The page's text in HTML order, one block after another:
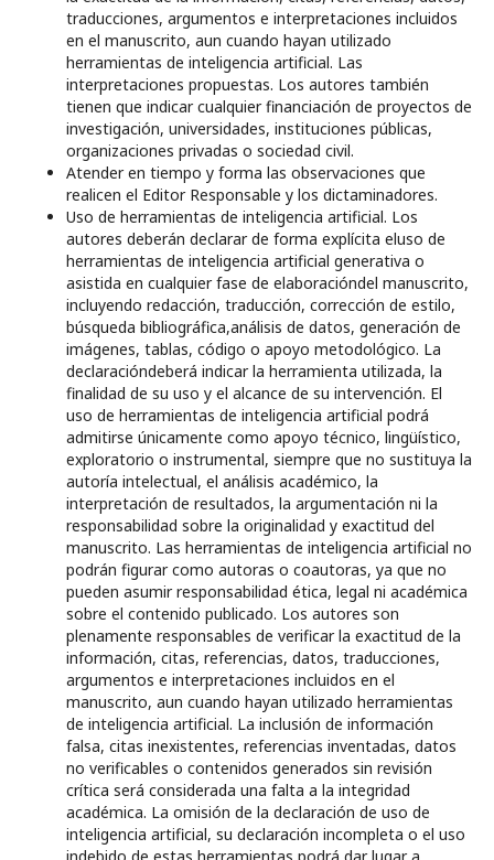
traducciones, argumentos e interpretaciones incluidos
en el manuscrito, aun cuando hayan utilizado
herramientas de inteligencia artificial. Las
interpretaciones propuestas. Los autores también
tienen que indicar cualquier financiación de proyectos de
investigación, universidades, instituciones públicas,
organizaciones privadas o sociedad civil.
Atender en tiempo y forma las observaciones que
realicen el Editor Responsable y los dictaminadores.
Uso de herramientas de inteligencia artificial. Los
autores deberán declarar de forma explícita eluso de
herramientas de inteligencia artificial generativa o
asistida en cualquier fase de elaboracióndel manuscrito,
incluyendo redacción, traducción, corrección de estilo,
búsqueda bibliográfica,análisis de datos, generación de
imágenes, tablas, código o apoyo metodológico. La
declaracióndeberá indicar la herramienta utilizada, la
finalidad de su uso y el alcance de su intervención. El
uso de herramientas de inteligencia artificial podrá
admitirse únicamente como apoyo técnico, lingüístico,
exploratorio o instrumental, siempre que no sustituya la
autoría intelectual, el análisis académico, la
interpretación de resultados, la argumentación ni la
responsabilidad sobre la originalidad y exactitud del
manuscrito. Las herramientas de inteligencia artificial no
podrán figurar como autoras o coautoras, ya que no
pueden asumir responsabilidad ética, legal ni académica
sobre el contenido publicado. Los autores son
plenamente responsables de verificar la exactitud de la
información, citas, referencias, datos, traducciones,
argumentos e interpretaciones incluidos en el
manuscrito, aun cuando hayan utilizado herramientas
de inteligencia artificial. La inclusión de información
falsa, citas inexistentes, referencias inventadas, datos
no verificables o contenidos generados sin revisión
crítica será considerada una falta a la integridad
académica. La omisión de la declaración de uso de
inteligencia artificial, su declaración incompleta o el uso